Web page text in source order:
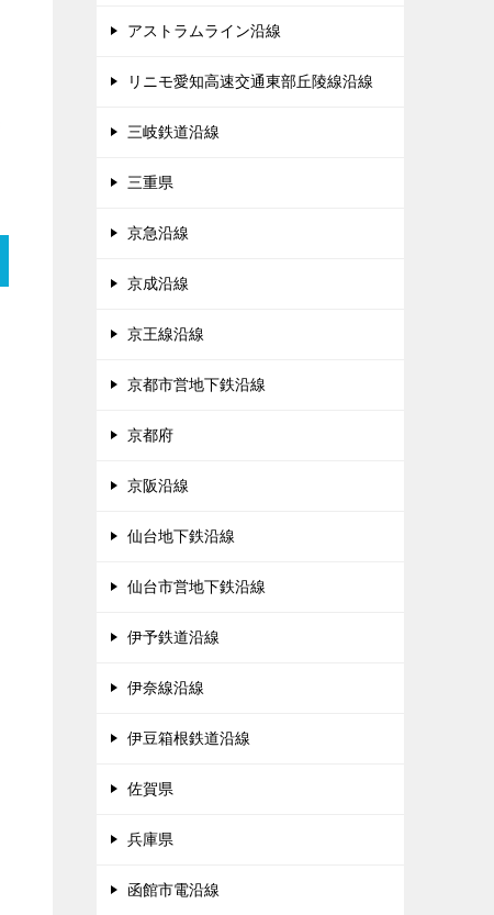
アストラムライン沿線
リニモ愛知高速交通東部丘陵線沿線
三岐鉄道沿線
三重県
京急沿線
京成沿線
京王線沿線
京都市営地下鉄沿線
京都府
京阪沿線
仙台地下鉄沿線
仙台市営地下鉄沿線
伊予鉄道沿線
伊奈線沿線
伊豆箱根鉄道沿線
佐賀県
兵庫県
函館市電沿線